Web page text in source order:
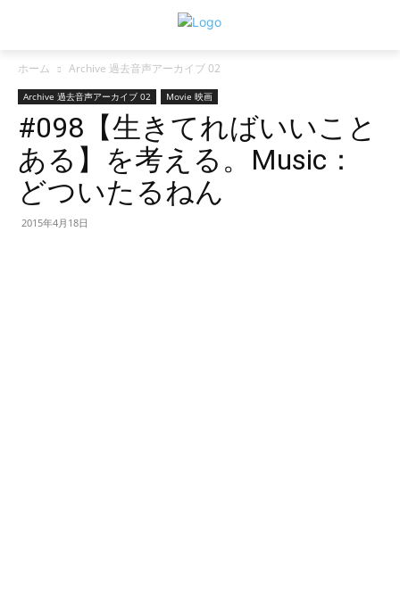
ホーム Archive 過去音声アーカイブ 02
Archive 過去音声アーカイブ 02 Movie 映画
#098【生きてればいいこと
ある】を考える。Music：
どついたるねん
2015年4月18日